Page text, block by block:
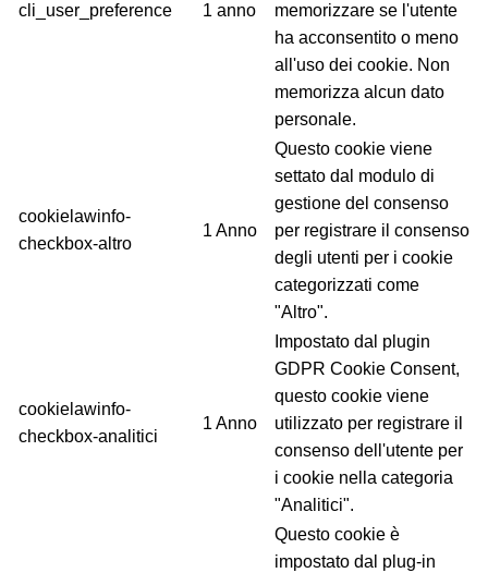
cli_user_preference 1 anno
memorizzare se l'utente
ha acconsentito o meno
all'uso dei cookie. Non
memorizza alcun dato
personale.
cookielawinfo-
checkbox-altro
1 Anno
Questo cookie viene
settato dal modulo di
gestione del consenso
per registrare il consenso
degli utenti per i cookie
categorizzati come
"Altro".
cookielawinfo-
checkbox-analitici
1 Anno
Impostato dal plugin
GDPR Cookie Consent,
questo cookie viene
utilizzato per registrare il
consenso dell'utente per
i cookie nella categoria
"Analitici".
Questo cookie è
impostato dal plug-in